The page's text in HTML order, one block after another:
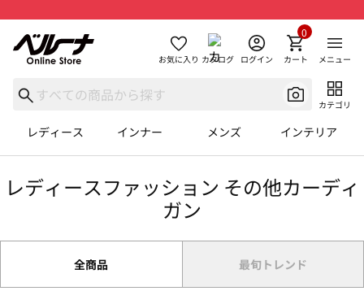
お気に入り カタログ ログイン カート
0
メニュー
カテゴリ
レディース インナー メンズ インテリア
レディースファッション その他カーディ
ガン
全商品 最旬トレンド